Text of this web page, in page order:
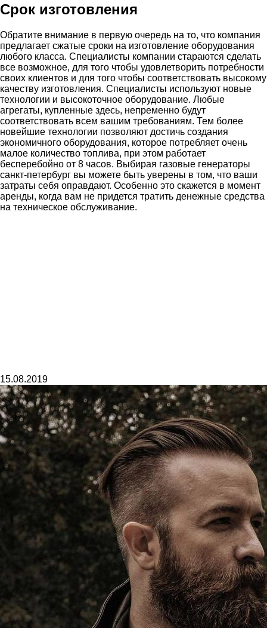
Срок изготовления
Обратите внимание в первую очередь на то, что компания
предлагает сжатые сроки на изготовление оборудования
любого класса. Специалисты компании стараются сделать
все возможное, для того чтобы удовлетворить потребности
своих клиентов и для того чтобы соответствовать высокому
качеству изготовления. Специалисты используют новые
технологии и высокоточное оборудование. Любые
агрегаты, купленные здесь, непременно будут
соответствовать всем вашим требованиям. Тем более
новейшие технологии позволяют достичь создания
экономичного оборудования, которое потребляет очень
малое количество топлива, при этом работает
бесперебойно от 8 часов. Выбирая газовые генераторы
санкт-петербург вы можете быть уверены в том, что ваши
затраты себя оправдают. Особенно это скажется в момент
аренды, когда вам не придется тратить денежные средства
на техническое обслуживание.
15.08.2019